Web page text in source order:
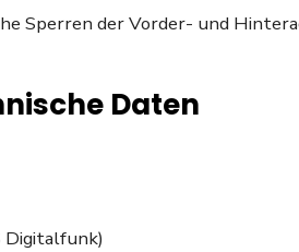
Sperren der Vorder- und
Daten
Digitalfunk)